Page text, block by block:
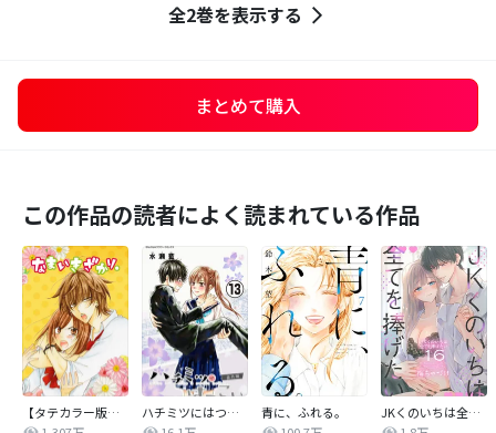
全2巻を表示する
まとめて購入
この作品の読者によく読まれている作品
【タテカラー版】なまいきざかり。
ハチミツにはつこい
青に、ふれる。
JKくのいちは全てを捧げたい